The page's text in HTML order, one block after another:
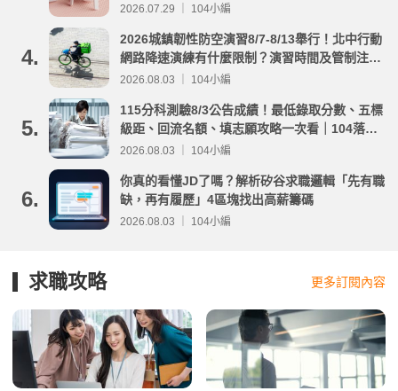
2026.07.29 ｜ 104小編
4.
2026城鎮韌性防空演習8/7-8/13舉行！北中行動
網路降速演練有什麼限制？演習時間及管制注意
事項整理
2026.08.03 ｜ 104小編
5.
115分科測驗8/3公告成績！最低錄取分數、五標
級距、回流名額、填志願攻略一次看｜104落點
分析
2026.08.03 ｜ 104小編
6.
你真的看懂JD了嗎？解析矽谷求職邏輯「先有職
缺，再有履歷」4區塊找出高薪籌碼
2026.08.03 ｜ 104小編
求職攻略 更多訂閱內容